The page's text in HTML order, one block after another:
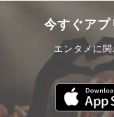
今すぐアプ
エンタメに